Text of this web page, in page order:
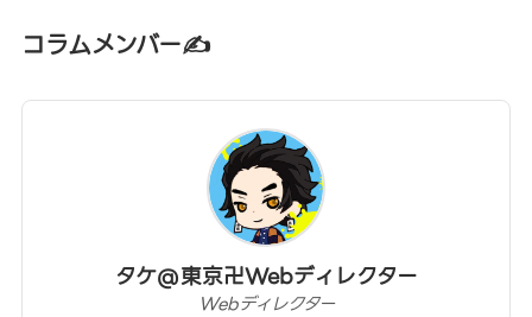
コラムメンバー✍
タケ@東京卍Webディレクター
Webディレクター